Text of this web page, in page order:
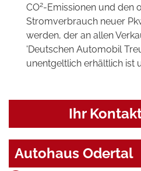
CO2-Emissionen und den
Stromverbrauch neuer
werden, der an allen
'Deutschen Automobil
unentgeltlich erhältlich ist
Ihr
Autohaus Odertal